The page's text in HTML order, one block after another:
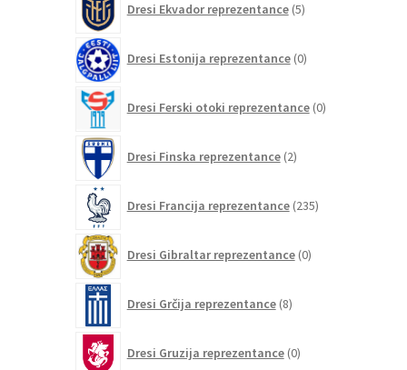
Dresi Ekvador reprezentance 5izdelkov
Dresi Estonija reprezentance 0izdelkov
Dresi Ferski otoki reprezentance 0izdelkov
Dresi Finska reprezentance 2izdelka
Dresi Francija reprezentance 235izdelkov
Dresi Gibraltar reprezentance 0izdelkov
Dresi Grčija reprezentance 8izdelkov
Dresi Gruzija reprezentance 0izdelkov